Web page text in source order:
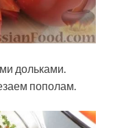
дольками.
пополам.